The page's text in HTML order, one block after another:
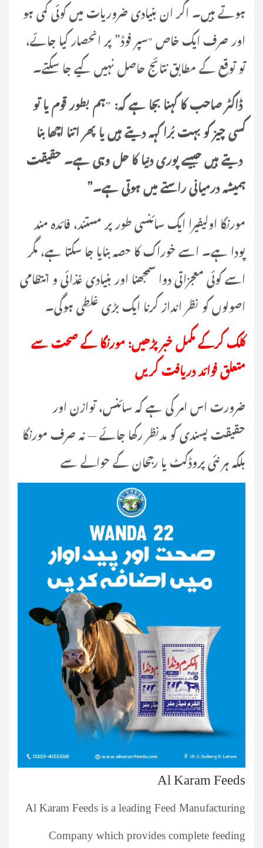
ہوتے ہیں۔ اگر ان بنیادی ضروریات میں کوئی کمی ہو
اور صرف ایک خاص "سپر فوڈ” پر انحصار کیا جائے،
تو توقع کے مطابق نتائج حاصل نہیں کیے جا سکتے۔
ڈاکٹر صاحب کا کہنا بجا ہے کہ:"ہم بطور قوم یا تو
کسی چیز کو بہت بُرا کہہ دیتے ہیں یا پھر اتنا اچھا بنا
دیتے ہیں جیسے پوری دنیا کا حل وہی ہے۔ حقیقت
ہمیشہ درمیانی راستے میں ہوتی ہے۔”
مورنگا اولیفیرا ایک سائنسی طور پر مستند، فائدہ مند
پودا ہے۔ اسے خوراک کا حصہ بنایا جا سکتا ہے، مگر
اسے کوئی معجزاتی دوا سمجھنا اور بنیادی غذائی و انتظامی
اصولوں کو نظر انداز کرنا ایک بڑی غلطی ہوگی۔
کلک کرکے مکمل خبر پڑھیں: مورنگا کے صحت سے
متعلق فوائد دریافت کریں
ضرورت اس امر کی ہے کہ سائنس، توازن اور
حقیقت پسندی کو مدنظر رکھا جائے — نہ صرف مورنگا
بلکہ ہر نئی پروڈکٹ یا رجحان کے حوالے سے
Al Karam Feeds
Al Karam Feeds is a leading Feed Manufacturing
Company which provides complete feeding